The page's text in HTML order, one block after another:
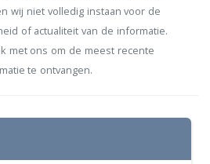
wij niet volledig instaan voor de
of actualiteit van de informatie.
met ons om de meest recente
te ontvangen.